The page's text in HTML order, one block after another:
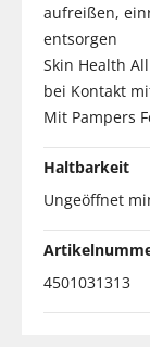
aufreißen,
entsorgen
Skin Health
bei Kontakt
Mit Pampers
Haltbarkeit
Ungeöffnet
4501031313